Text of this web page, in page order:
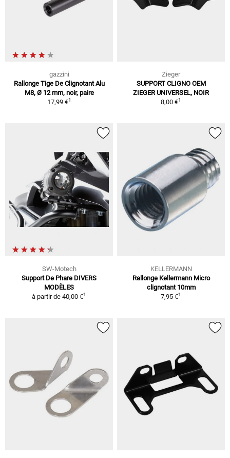
gazzini
Rallonge Tige De Clignotant Alu
M8, Ø 12 mm, noir, paire
17,99 €1
Zieger
SUPPORT CLIGNO OEM
ZIEGER UNIVERSEL, NOIR
8,00 €1
SW-Motech
Support De Phare DIVERS
MODÈLES
à partir de 40,00 €1
KELLERMANN
Rallonge Kellermann Micro
clignotant 10mm
7,95 €1